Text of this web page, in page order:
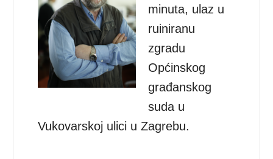
minuta, ulaz u
ruiniranu
zgradu
Općinskog
građanskog
suda u
Vukovarskoj ulici u Zagrebu.